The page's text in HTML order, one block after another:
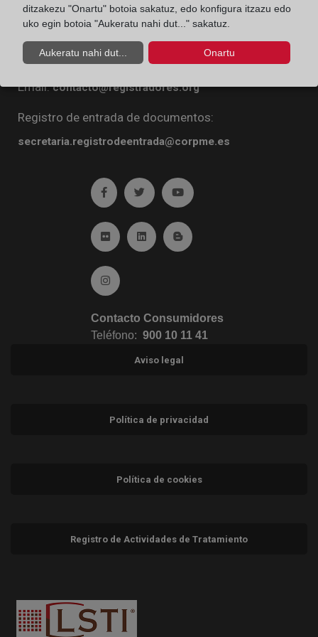
Diego de León, 21. 28006 Madrid
Teléfono:91 270 16 99
Fax:91 564 11 59
Email:contacto@registradores.org
Registro de entrada de documentos:
secretaria.registrodeentrada@corpme.es
Ir a facebook (abre en ventana nueva)
Ir a twitter (abre en ventana nueva)
Ir a YouTube (abre en
Ir a Flickr (abre en ventana nueva)
Ir a Linkedin (abre en ventana nueva)
Ir al Blog (abre en ventana
Ir a Instagram (abre en ventana nueva)
Contacto Consumidores
Teléfono: 900 10 11 41
Aviso legal
Política de privacidad
Política de cookies
Registro de Actividades de Tratamiento
ditzakezu "Onartu" botoia sakatuz, edo konfigura itzazu edo
uko egin botoia "Aukeratu nahi dut..." sakatuz.
Aukeratu nahi dut... Onartu